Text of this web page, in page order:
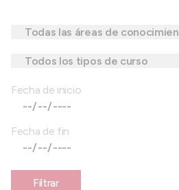
Fecha de inicio
Fecha de fin
Filtrar